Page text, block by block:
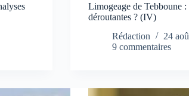
Limogeage de Tebboune
déroutantes ? (IV)
Rédaction
24
9 commentaires